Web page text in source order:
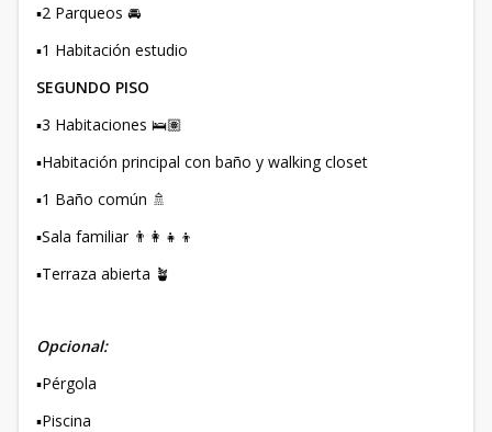
▪️2 Parqueos 🚘
▪️1 Habitación estudio
SEGUNDO PISO
▪️3 Habitaciones 🛌🏽
▪️Habitación principal con baño y walking closet
▪️1 Baño común 🚿
▪️Sala familiar 👨‍👩‍👧‍👦
▪️Terraza abierta 🪴
Opcional:
▪️Pérgola
▪️Piscina